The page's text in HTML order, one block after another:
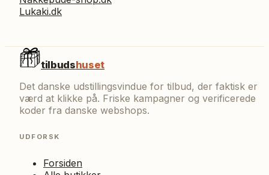
Lukaki.dk
tilbudshuset
Det danske udstillingsvindue for tilbud, der faktisk er
værd at klikke på. Friske kampagner og verificerede
koder fra danske webshops.
UDFORSK
Forsiden